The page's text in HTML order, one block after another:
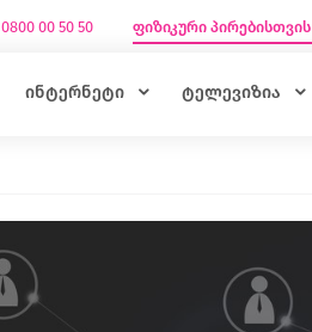
0800 00 50 50 ფიზიკური პირებისთვის
ინტერნეტი ტელევიზია